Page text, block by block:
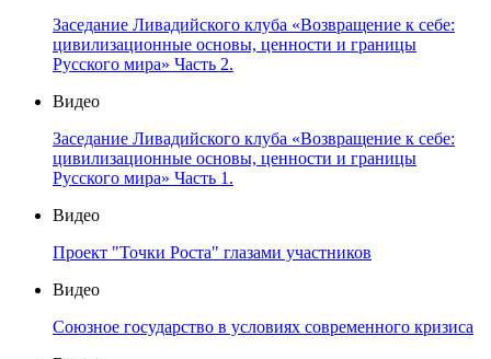
Заседание Ливадийского клуба «Возвращение к себе:
цивилизационные основы, ценности и границы
Русского мира» Часть 2.
Видео
Заседание Ливадийского клуба «Возвращение к себе:
цивилизационные основы, ценности и границы
Русского мира» Часть 1.
Видео
Проект "Точки Роста" глазами участников
Видео
Союзное государство в условиях современного кризиса